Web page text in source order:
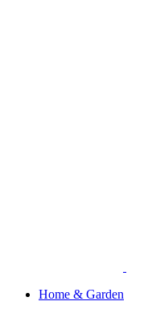
Home & Garden